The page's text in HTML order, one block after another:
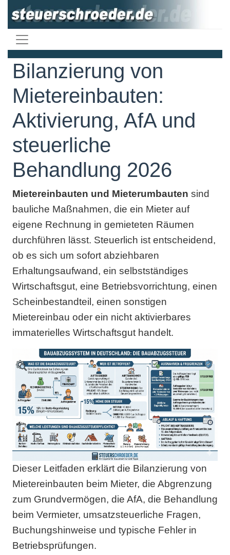
Bilanzierung von
Mietereinbauten:
Aktivierung, AfA und
steuerliche
Behandlung 2026
Mietereinbauten und Mieterumbauten sind
bauliche Maßnahmen, die ein Mieter auf
eigene Rechnung in gemieteten Räumen
durchführen lässt. Steuerlich ist entscheidend,
ob es sich um sofort abziehbaren
Erhaltungsaufwand, ein selbstständiges
Wirtschaftsgut, eine Betriebsvorrichtung, einen
Scheinbestandteil, einen sonstigen
Mietereinbau oder ein nicht aktivierbares
immaterielles Wirtschaftsgut handelt.
Dieser Leitfaden erklärt die Bilanzierung von
Mietereinbauten beim Mieter, die Abgrenzung
zum Grundvermögen, die AfA, die Behandlung
beim Vermieter, umsatzsteuerliche Fragen,
Buchungshinweise und typische Fehler in
Betriebsprüfungen.